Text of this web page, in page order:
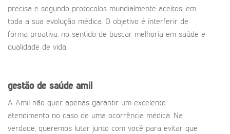
precisa e segundo protocolos mundialmente aceitos, em
toda a sua evolução médica. O objetivo é interferir de
forma proativa, no sentido de buscar melhoria em saúde e
qualidade de vida.
gestão de saúde amil
A Amil não quer apenas garantir um excelente
atendimento no caso de uma ocorrência médica. Na
verdade, queremos lutar junto com você para evitar que